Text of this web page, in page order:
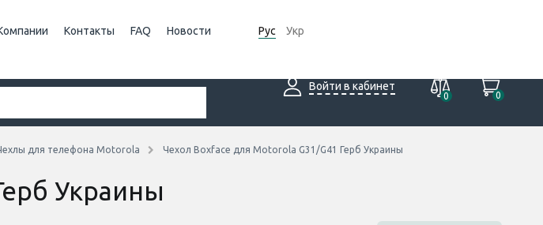
Рус Укр
Контакты FAQ Новости
Войти в кабинет
0
0
для телефона Motorola Чехол Boxface для Motorola G31/G41 Герб Украины
Украины